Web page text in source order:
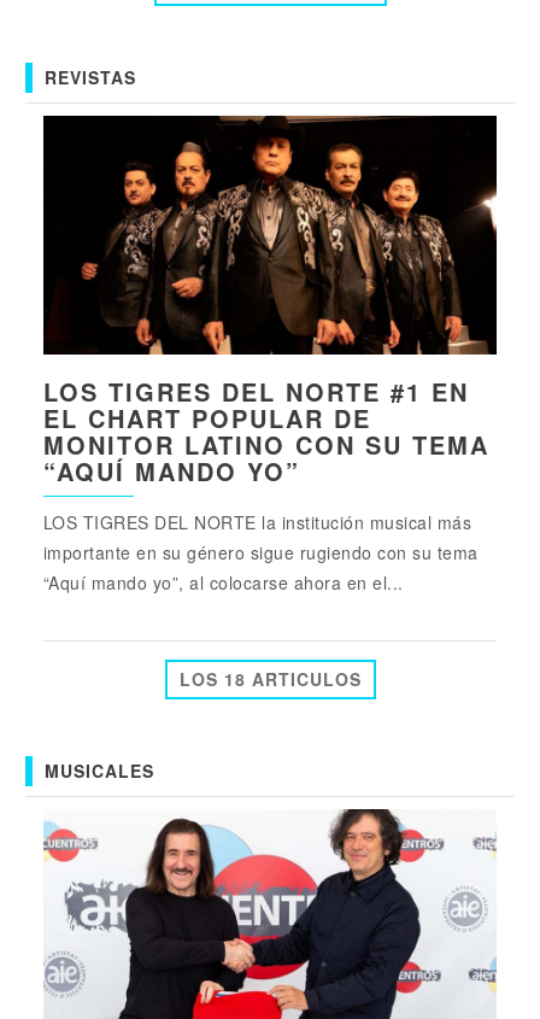
REVISTAS
LOS TIGRES DEL NORTE #1 EN
EL CHART POPULAR DE
MONITOR LATINO CON SU TEMA
“AQUÍ MANDO YO”
LOS TIGRES DEL NORTE la institución musical más
importante en su género sigue rugiendo con su tema
“Aquí mando yo”, al colocarse ahora en el...
LOS 18 ARTICULOS
MUSICALES